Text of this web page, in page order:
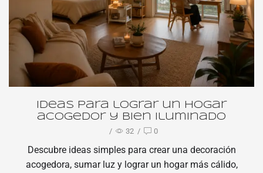
Ideas para lograr un hogar
acogedor y bien iluminado
/ 32 / 0
Descubre ideas simples para crear una decoración
acogedora, sumar luz y lograr un hogar más cálido,